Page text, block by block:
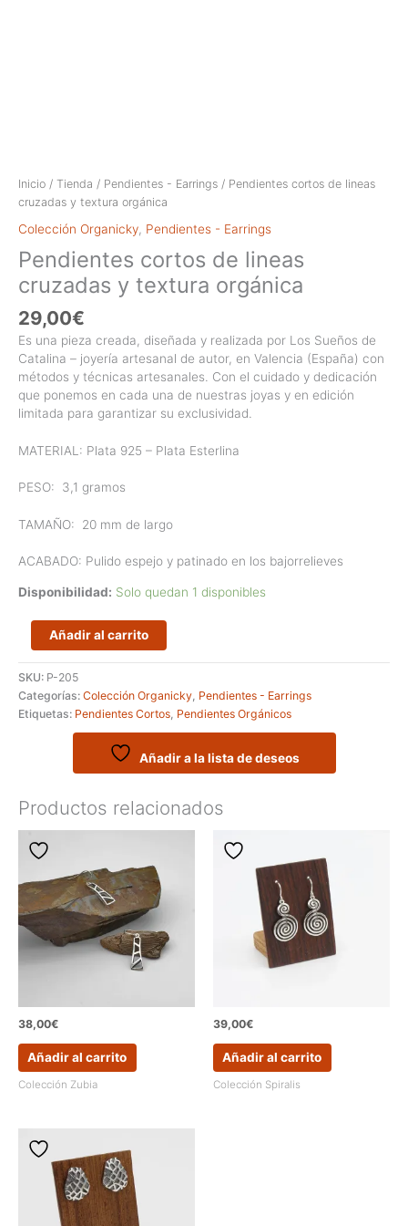
Inicio / Tienda / Pendientes - Earrings / Pendientes cortos de lineas
cruzadas y textura orgánica
Colección Organicky Pendientes - Earrings
Pendientes cortos de lineas
cruzadas y textura orgánica
29,00€
Es una pieza creada, diseñada y realizada por Los Sueños de
Catalina – joyería artesanal de autor, en Valencia (España) con
métodos y técnicas artesanales. Con el cuidado y dedicación
que ponemos en cada una de nuestras joyas y en edición
limitada para garantizar su exclusividad.
MATERIAL: Plata 925 – Plata Esterlina
PESO: 3,1 gramos
TAMAÑO: 20 mm de largo
ACABADO: Pulido espejo y patinado en los bajorrelieves
Disponibilidad: Solo quedan 1 disponibles
Pendientes
cortos
de
lineas
cruzadas
y
Añadir al carrito
SKU: P-205
Categorías: Colección Organicky, Pendientes - Earrings
Etiquetas: Pendientes Cortos, Pendientes Orgánicos
Añadir a la lista de deseos
Productos relacionados
38,00€
Añadir al carrito
Colección Zubia
39,00€
Añadir al carrito
Colección Spiralis